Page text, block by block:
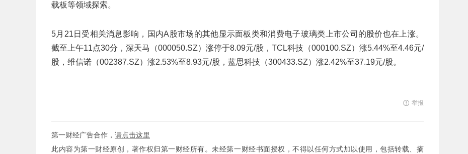
载板等领域探索。
5月21日受相关消息影响，国内A股市场的其他显示面板类和消费电子玻璃类上市公司的股价也在上涨。
截至上午11点30分，深天马（000050.SZ）涨停于8.09元/股，TCL科技（000100.SZ）涨5.44%至4.46元/
股，维信诺（002387.SZ）涨2.53%至8.93元/股，蓝思科技（300433.SZ）涨2.42%至37.19元/股。
举报
第一财经广告合作， 请点击这里
此内容为第一财经原创，著作权归第一财经所有。未经第一财经书面授权，不得以任何方式加以使用，包括转载、摘